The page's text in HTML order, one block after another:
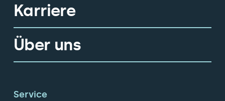
Karriere
Über uns
Service